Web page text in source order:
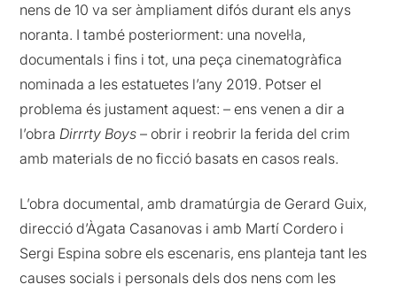
nens de 10 va ser àmpliament difós durant els anys
noranta. I també posteriorment: una novel·la,
documentals i fins i tot, una peça cinematogràfica
nominada a les estatuetes l’any 2019. Potser el
problema és justament aquest: – ens venen a dir a
l’obraDirrrty Boys – obrir i reobrir la ferida del crim
amb materials de no ficció basats en casos reals.
L’obra documental, amb dramatúrgia de Gerard Guix,
direcció d’Àgata Casanovas i amb Martí Cordero i
Sergi Espina sobre els escenaris, ens planteja tant les
causes socials i personals dels dos nens com les